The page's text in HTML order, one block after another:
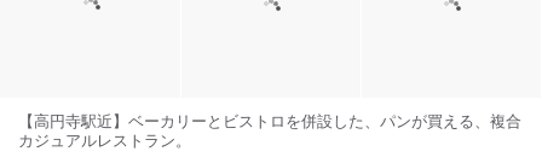
【高円寺駅近】ベーカリーとビストロを併設した、パンが買える、複合
カジュアルレストラン。